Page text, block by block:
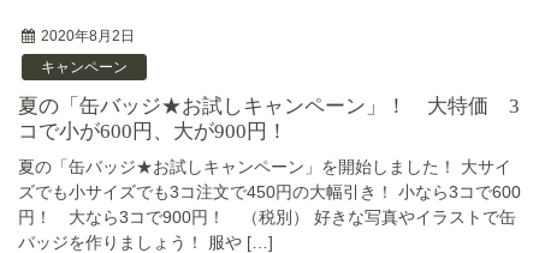
2020年8月2日
キャンペーン
夏の「缶バッジ★お試しキャンペーン」！ 大特価 3
コで小が600円、大が900円！
夏の「缶バッジ★お試しキャンペーン」を開始しました！ 大サイ
ズでも小サイズでも3コ注文で450円の大幅引き！ 小なら3コで600
円！ 大なら3コで900円！ （税別） 好きな写真やイラストで缶
バッジを作りましょう！ 服や […]